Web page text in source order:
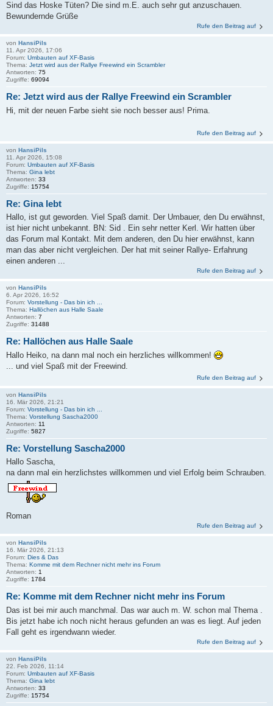
Sind das Hoske Tüten? Die sind m.E. auch sehr gut anzuschauen.
Bewundernde Grüße
Rufe den Beitrag auf
von HansiPils
11. Apr 2026, 17:06
Forum: Umbauten auf XF-Basis
Thema: Jetzt wird aus der Rallye Freewind ein Scrambler
Antworten: 75
Zugriffe: 69094
Re: Jetzt wird aus der Rallye Freewind ein Scrambler
Hi, mit der neuen Farbe sieht sie noch besser aus! Prima.
Rufe den Beitrag auf
von HansiPils
11. Apr 2026, 15:08
Forum: Umbauten auf XF-Basis
Thema: Gina lebt
Antworten: 33
Zugriffe: 15754
Re: Gina lebt
Hallo, ist gut geworden. Viel Spaß damit. Der Umbauer, den Du erwähnst,
ist hier nicht unbekannt. BN: Sid . Ein sehr netter Kerl. Wir hatten über
das Forum mal Kontakt. Mit dem anderen, den Du hier erwähnst, kann
man das aber nicht vergleichen. Der hat mit seiner Rallye- Erfahrung
einen anderen ...
Rufe den Beitrag auf
von HansiPils
6. Apr 2026, 16:52
Forum: Vorstellung - Das bin ich ...
Thema: Hallöchen aus Halle Saale
Antworten: 7
Zugriffe: 31488
Re: Hallöchen aus Halle Saale
Hallo Heiko, na dann mal noch ein herzliches willkommen!
... und viel Spaß mit der Freewind.
Rufe den Beitrag auf
von HansiPils
16. Mär 2026, 21:21
Forum: Vorstellung - Das bin ich ...
Thema: Vorstellung Sascha2000
Antworten: 11
Zugriffe: 5827
Re: Vorstellung Sascha2000
Hallo Sascha,
na dann mal ein herzlichstes willkommen und viel Erfolg beim Schrauben.
Roman
Rufe den Beitrag auf
von HansiPils
16. Mär 2026, 21:13
Forum: Dies & Das
Thema: Komme mit dem Rechner nicht mehr ins Forum
Antworten: 1
Zugriffe: 1784
Re: Komme mit dem Rechner nicht mehr ins Forum
Das ist bei mir auch manchmal. Das war auch m. W. schon mal Thema .
Bis jetzt habe ich noch nicht heraus gefunden an was es liegt. Auf jeden
Fall geht es irgendwann wieder.
Rufe den Beitrag auf
von HansiPils
22. Feb 2026, 11:14
Forum: Umbauten auf XF-Basis
Thema: Gina lebt
Antworten: 33
Zugriffe: 15754